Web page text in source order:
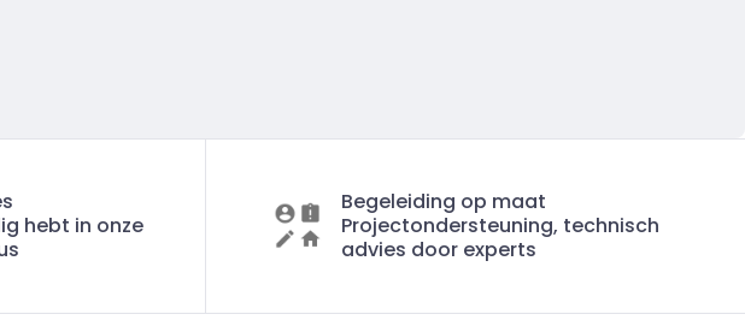
hebt in onze
Begeleiding op maat
Projectondersteuning, technisch
advies door experts